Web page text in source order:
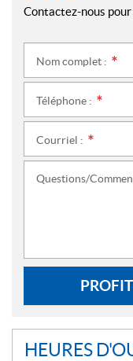
Contactez-nous
Nom complet :
Téléphone :
Courriel :
Questions/
HEURES